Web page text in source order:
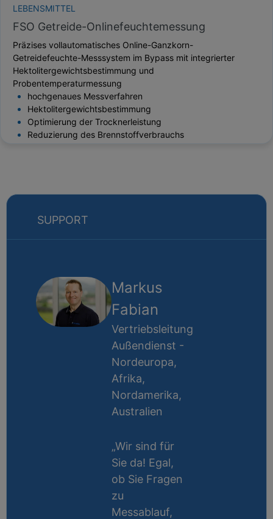
LEBENSMITTEL
FSO Getreide-Onlinefeuchtemessung
Präzises vollautomatisches Online-Ganzkorn-
Getreidefeuchte-Messsystem im Bypass mit integrierter
Hektolitergewichtsbestimmung und
Probentemperaturmessung
hochgenaues Messverfahren
Hektolitergewichtsbestimmung
Optimierung der Trocknerleistung
Reduzierung des Brennstoffverbrauchs
SUPPORT
Markus
Fabian
Vertriebsleitung
Außendienst -
Nordeuropa,
Afrika,
Nordamerika,
Australien
„Wir sind für
Sie da! Egal,
ob Sie Fragen
zu
Messablauf,